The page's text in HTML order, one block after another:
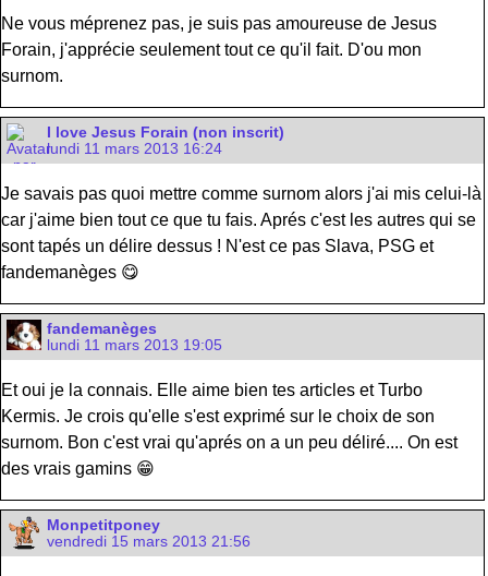
Ne vous méprenez pas, je suis pas amoureuse de Jesus
Forain, j'apprécie seulement tout ce qu'il fait. D'ou mon
surnom.
I love Jesus Forain (non inscrit)
lundi 11 mars 2013 16:24
Je savais pas quoi mettre comme surnom alors j'ai mis celui-là
car j'aime bien tout ce que tu fais. Aprés c'est les autres qui se
sont tapés un délire dessus ! N'est ce pas Slava, PSG et
fandemanèges 😋
fandemanèges
lundi 11 mars 2013 19:05
Et oui je la connais. Elle aime bien tes articles et Turbo
Kermis. Je crois qu'elle s'est exprimé sur le choix de son
surnom. Bon c'est vrai qu'aprés on a un peu déliré.... On est
des vrais gamins 😁
Monpetitponey
vendredi 15 mars 2013 21:56